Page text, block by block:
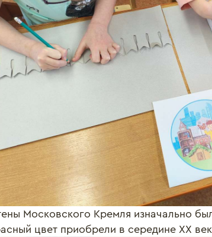
Московского Кремля изначально
цвет приобрели в середине XX